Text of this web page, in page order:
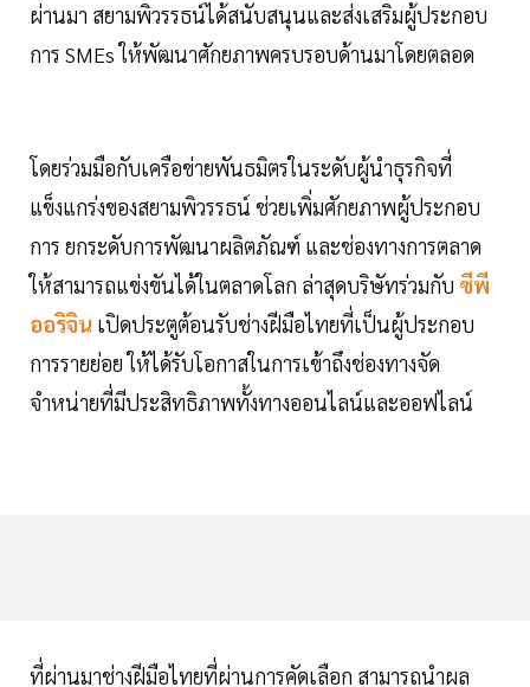
ผ่านมา สยามพิวรรธน์ได้สนับสนุนและส่งเสริมผู้ประกอบ
การ SMEs ให้พัฒนาศักยภาพครบรอบด้านมาโดยตลอด
โดยร่วมมือกับเครือข่ายพันธมิตรในระดับผู้นำธุรกิจที่
แข็งแกร่งของสยามพิวรรธน์ ช่วยเพิ่มศักยภาพผู้ประกอบ
การ ยกระดับการพัฒนาผลิตภัณฑ์ และช่องทางการตลาด
ให้สามารถแข่งขันได้ในตลาดโลก ล่าสุดบริษัทร่วมกับ ซีพี
ออริจิน เปิดประตูต้อนรับช่างฝีมือไทยที่เป็นผู้ประกอบ
การรายย่อย ให้ได้รับโอกาสในการเข้าถึงช่องทางจัด
จำหน่ายที่มีประสิทธิภาพทั้งทางออนไลน์และออฟไลน์
ที่ผ่านมาช่างฝีมือไทยที่ผ่านการคัดเลือก สามารถนำผล